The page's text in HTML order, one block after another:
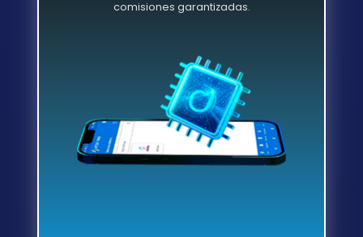
comisiones garantizadas.